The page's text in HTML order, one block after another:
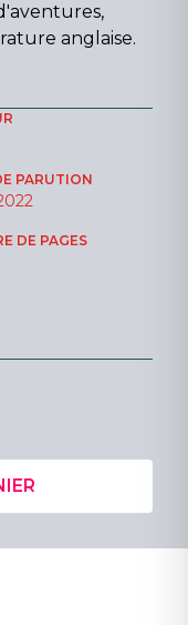
anglaise.
PARUTION
DE PAGES